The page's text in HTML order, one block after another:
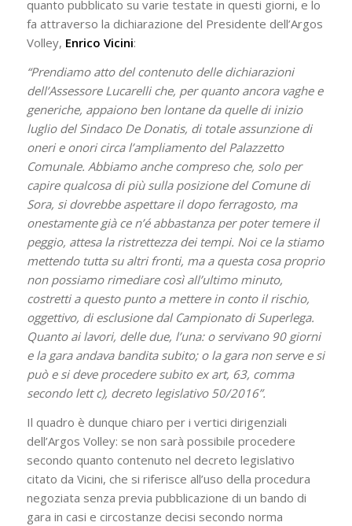
quanto pubblicato su varie testate in questi giorni, e lo
fa attraverso la dichiarazione del Presidente dell’Argos
Volley, Enrico Vicini:
“Prendiamo atto del contenuto delle dichiarazioni
dell’Assessore Lucarelli che, per quanto ancora vaghe e
generiche, appaiono ben lontane da quelle di inizio
luglio del Sindaco De Donatis, di totale assunzione di
oneri e onori circa l’ampliamento del Palazzetto
Comunale. Abbiamo anche compreso che, solo per
capire qualcosa di più sulla posizione del Comune di
Sora, si dovrebbe aspettare il dopo ferragosto, ma
onestamente già ce n’é abbastanza per poter temere il
peggio, attesa la ristrettezza dei tempi. Noi ce la stiamo
mettendo tutta su altri fronti, ma a questa cosa proprio
non possiamo rimediare così all’ultimo minuto,
costretti a questo punto a mettere in conto il rischio,
oggettivo, di esclusione dal Campionato di Superlega.
Quanto ai lavori, delle due, l’una: o servivano 90 giorni
e la gara andava bandita subito; o la gara non serve e si
può e si deve procedere subito ex art, 63, comma
secondo lett c), decreto legislativo 50/2016”.
Il quadro è dunque chiaro per i vertici dirigenziali
dell’Argos Volley: se non sarà possibile procedere
secondo quanto contenuto nel decreto legislativo
citato da Vicini, che si riferisce all’uso della procedura
negoziata senza previa pubblicazione di un bando di
gara in casi e circostanze decisi secondo norma